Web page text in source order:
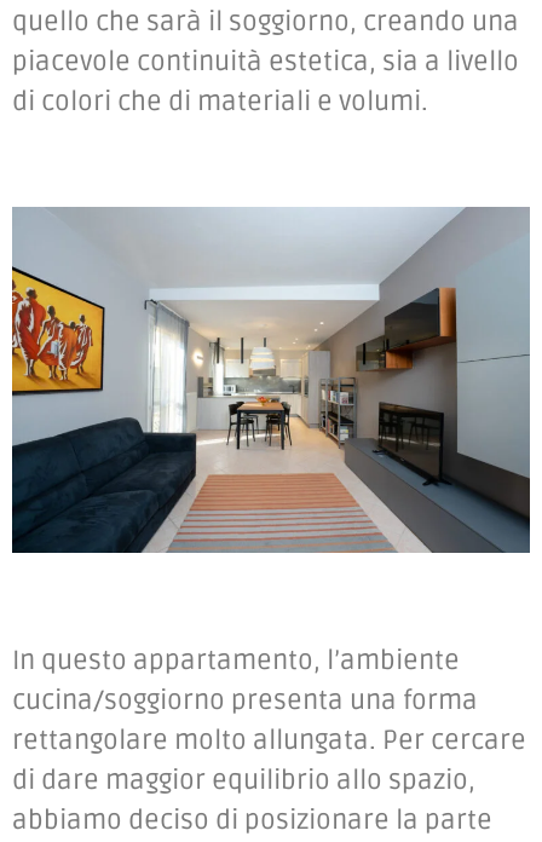
quello che sarà il soggiorno, creando una
piacevole continuità estetica, sia a livello
di colori che di materiali e volumi.
In questo appartamento, l’ambiente
cucina/soggiorno presenta una forma
rettangolare molto allungata. Per cercare
di dare maggior equilibrio allo spazio,
abbiamo deciso di posizionare la parte